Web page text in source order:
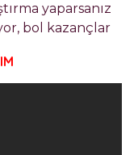
yaparsanız
bol kazançlar